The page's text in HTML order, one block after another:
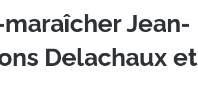
Jean-
Delachaux et